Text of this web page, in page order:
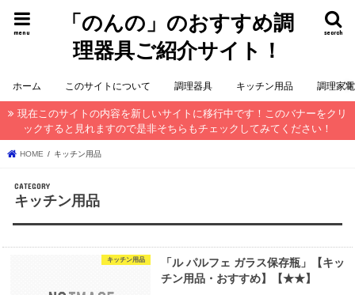
「のんの」のおすすめ調
理器具ご紹介サイト！
search
menu
ホーム このサイトについて 調理器具 キッチン用品 調理家電
現在このサイトの内容を新しいサイトに移行中です！このバナーをクリ
ックすると見れますので是非そちらもチェックしてみてください！
HOME キッチン用品
キッチン用品
キッチン用品
「ル パルフェ ガラス保存瓶」【キッ
チン用品・おすすめ】【★★】